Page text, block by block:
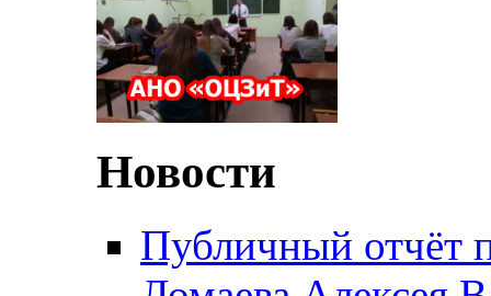
Новости
Публичный отчёт